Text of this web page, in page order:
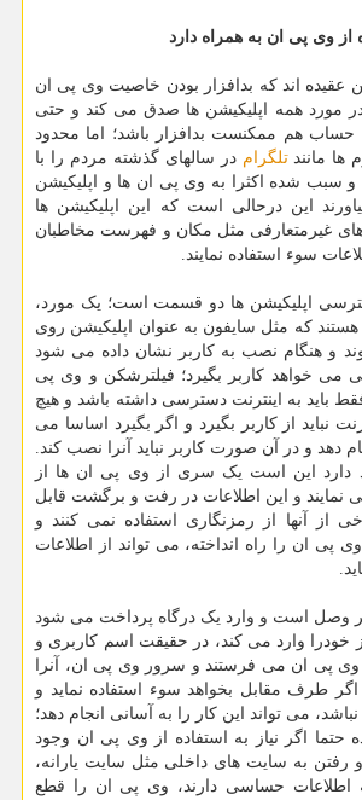
از وی پی ان به همراه دارد
عقیده اند که بدافزار بودن خاصیت وی پی ان
مورد همه اپلیکیشن ها صدق می کند و حتی
حساب هم ممکنست بدافزار باشد؛ اما محدود
ها مانندتلگرام در سالهای گذشته مردم را با
سبب شده اکثرا به وی پی ان ها و اپلیکیشن
این درحالی است که این اپلیکیشن ها
غیرمتعارفی مثل مکان و فهرست مخاطبان
سوء استفاده نمایند.
اپلیکیشن ها دو قسمت است؛ یک مورد،
که مثل سایفون به عنوان اپلیکیشن روی
و هنگام نصب به کاربر نشان داده می شود
خواهد کاربر بگیرد؛ فیلترشکن و وی پی
باید به اینترنت دسترسی داشته باشد و هیچ
نباید از کاربر بگیرد و اگر بگیرد اساسا می
دهد و در آن صورت کاربر نباید آنرا نصب کند.
دارد این است یک سری از وی پی ان ها از
نمایند و این اطلاعات در رفت و برگشت قابل
از آنها از رمزنگاری استفاده نمی کنند و
ان را راه انداخته، می تواند از اطلاعات
وصل است و وارد یک درگاه پرداخت می شود
وارد می کند، در حقیقت اسم کاربری و
پی ان می فرستند و سرور وی پی ان، آنرا
طرف مقابل بخواهد سوء استفاده نماید و
می تواند این کار را به آسانی انجام دهد؛
حتما اگر نیاز به استفاده از وی پی ان وجود
و رفتن به سایت های داخلی مثل سایت یارانه،
اطلاعات حساسی دارند، وی پی ان را قطع